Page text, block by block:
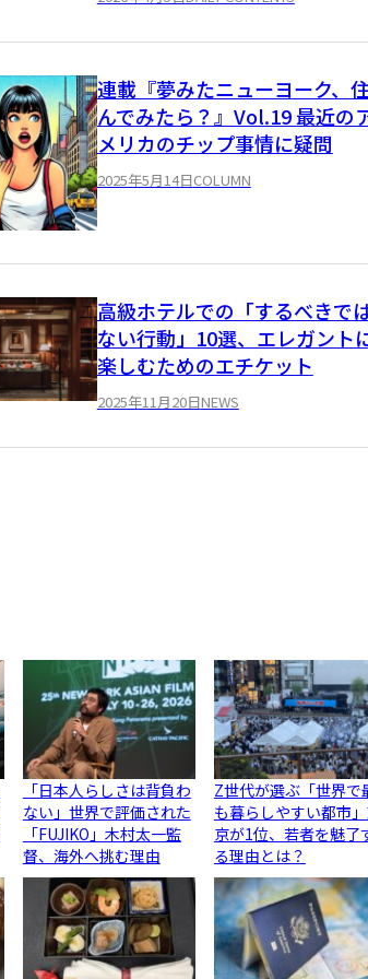
連載『夢みたニューヨーク、
んでみたら？』Vol.19 最近の
メリカのチップ事情に疑問
2025年5月14日COLUMN
高級ホテルでの「するべきで
ない行動」10選、エレガント
楽しむためのエチケット
2025年11月20日NEWS
「日本人らしさは背負わ
ない」世界で評価された
「FUJIKO」木村太一監
督、海外へ挑む理由
Z世代が選ぶ「世界で
も暮らしやすい都市
京が1位、若者を魅了
る理由とは？